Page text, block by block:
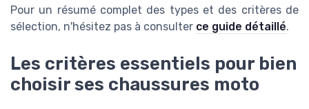
Pour un résumé complet des types et des critères de
sélection, n'hésitez pas à consulter ce guide détaillé.
Les critères essentiels pour bien
choisir ses chaussures moto